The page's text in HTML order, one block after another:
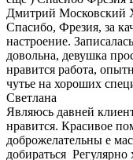
Дмитрий Московский
Спасибо, Фрезия, за
настроение.
довольна, девушка
нравится работа,
чутье на хороших
Светлана
Являюсь давней
нравится. Красивое
доброжелательны е
добираться Регулярно